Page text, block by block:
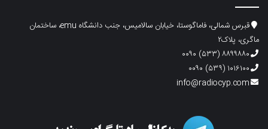
قبرس شمالی، فاماگوستا، خیابان سالامیس، جنب دانشگاه emu، ساختمان
ماگری، پلاک۲
۸۸۹۹۸۸۰ (۵۳۳) ۰۰۹۰
۱۰۱۶۱۰۰ (۵۳۹) ۰۰۹۰
info@radiocyp.com